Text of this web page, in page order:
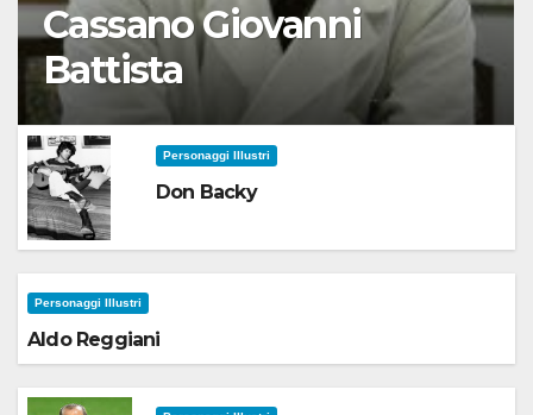
Cassano Giovanni
Battista
Personaggi Illustri
Don Backy
Personaggi Illustri
Aldo Reggiani